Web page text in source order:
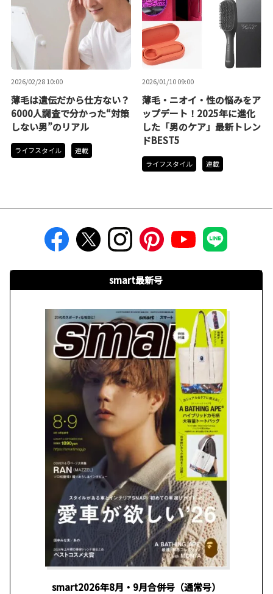
2026/02/28 10:00
薄毛は遺伝だから仕方ない？
6000人調査で分かった“対策
しない男”のリアル
ライフスタイル 連載
2026/01/10 09:00
薄毛・ニオイ・性の悩みをア
ップデート！2025年に進化
した「男のケア」最新トレン
ドBEST5
ライフスタイル 連載
smart最新号
smart2026年8月・9月合併号（通常号）